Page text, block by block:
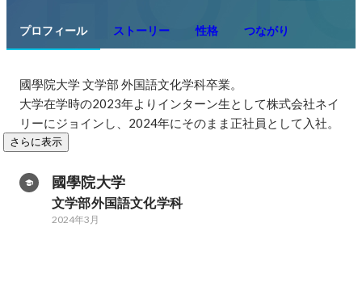
プロフィール ストーリー 性格 つながり
國學院大学 文学部 外国語文化学科卒業。
大学在学時の2023年よりインターン生として株式会社ネイ
リーにジョインし、2024年にそのまま正社員として入社。
さらに表示
國學院大学
文学部外国語文化学科
2024年3月